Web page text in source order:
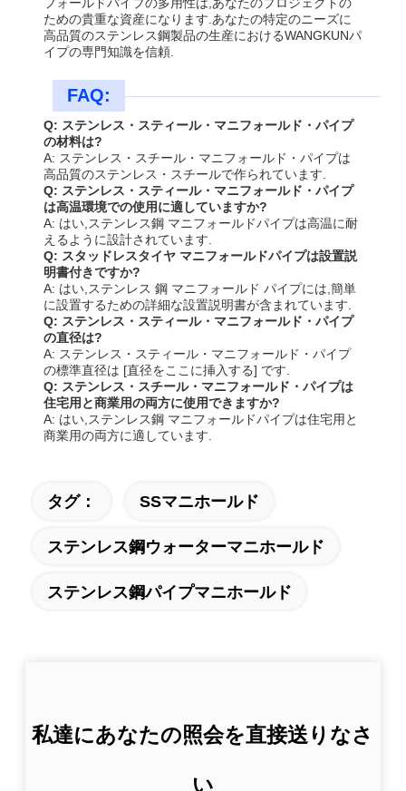
ための貴重な資産になります.あなたの特定のニーズに
高品質のステンレス鋼製品の生産におけるWANGKUNパ
イプの専門知識を信頼.
FAQ:
Q: ステンレス・スティール・マニフォールド・パイプ
の材料は?
A: ステンレス・スチール・マニフォールド・パイプは
高品質のステンレス・スチールで作られています.
Q: ステンレス・スティール・マニフォールド・パイプ
は高温環境での使用に適していますか?
A: はい,ステンレス鋼 マニフォールドパイプは高温に耐
えるように設計されています.
Q: スタッドレスタイヤ マニフォールドパイプは設置説
明書付きですか?
A: はい,ステンレス 鋼 マニフォールド パイプには,簡単
に設置するための詳細な設置説明書が含まれています.
Q: ステンレス・スティール・マニフォールド・パイプ
の直径は?
A: ステンレス・スティール・マニフォールド・パイプ
の標準直径は [直径をここに挿入する] です.
Q: ステンレス・スチール・マニフォールド・パイプは
住宅用と商業用の両方に使用できますか?
A: はい,ステンレス鋼 マニフォールドパイプは住宅用と
商業用の両方に適しています.
タグ： SSマニホールド
ステンレス鋼ウォーターマニホールド
ステンレス鋼パイプマニホールド
私達にあなたの照会を直接送りなさ
い